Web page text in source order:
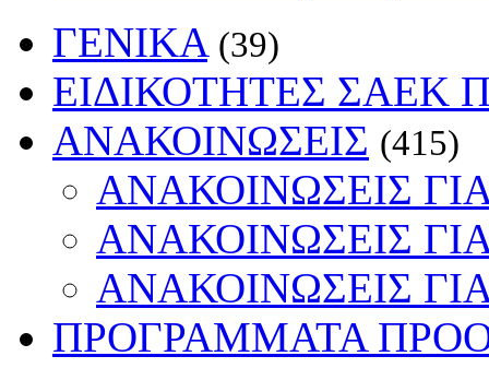
ΓΕΝΙΚΑ (39)
ΕΙΔΙΚΟΤΗΤΕΣ ΣΑΕΚ
ΑΝΑΚΟΙΝΩΣΕΙΣ (415)
ΑΝΑΚΟΙΝΩΣΕΙΣ
ΑΝΑΚΟΙΝΩΣΕΙΣ
ΑΝΑΚΟΙΝΩΣΕΙΣ
ΠΡΟΓΡΑΜΜΑΤΑ